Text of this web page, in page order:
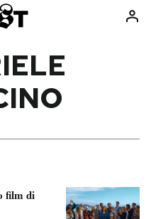
Libri
Ok Boomer!
film di